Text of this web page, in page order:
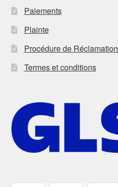
Paiements
Plainte
Procédure de Réclamation
Termes et conditions